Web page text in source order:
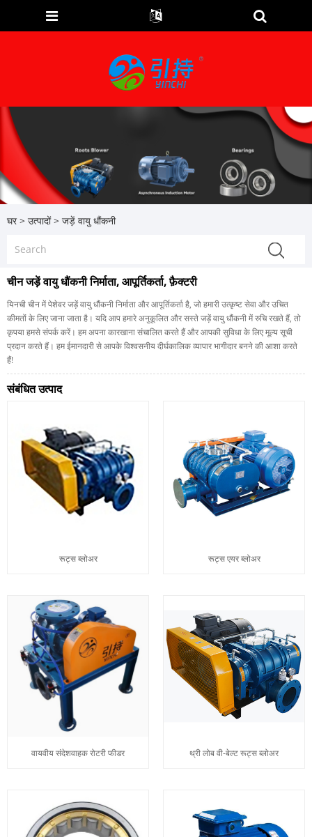
घर > उत्पादों > जड़ें वायु धौंकनी
चीन जड़ें वायु धौंकनी निर्माता, आपूर्तिकर्ता, फ़ैक्टरी
यिनची चीन में पेशेवर जड़ें वायु धौंकनी निर्माता और आपूर्तिकर्ता है, जो हमारी उत्कृष्ट सेवा और उचित
कीमतों के लिए जाना जाता है। यदि आप हमारे अनुकूलित और सस्ते जड़ें वायु धौंकनी में रुचि रखते हैं, तो
कृपया हमसे संपर्क करें। हम अपना कारखाना संचालित करते हैं और आपकी सुविधा के लिए मूल्य सूची
प्रदान करते हैं। हम ईमानदारी से आपके विश्वसनीय दीर्घकालिक व्यापार भागीदार बनने की आशा करते
हैं!
संबंधित उत्पाद
रूट्स ब्लोअर रूट्स एयर ब्लोअर
वायवीय संदेशवाहक रोटरी फीडर थ्री लोब वी-बेल्ट रूट्स ब्लोअर